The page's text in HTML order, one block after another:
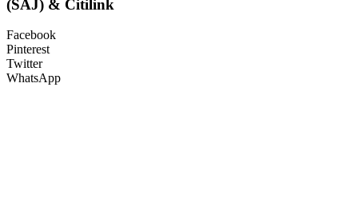
(SAJ) & Citilink
Facebook
Pinterest
Twitter
WhatsApp